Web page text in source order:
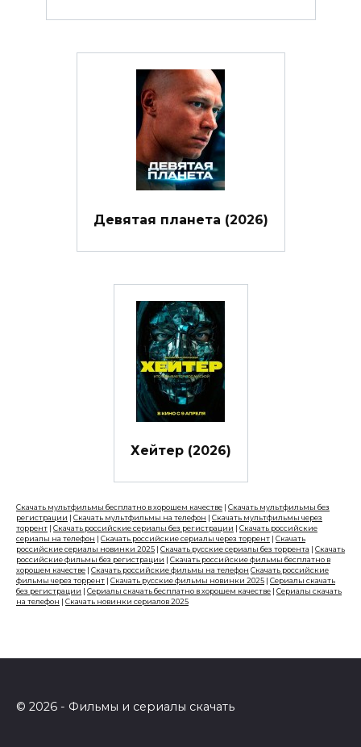
Девятая планета (2026)
Хейтер (2026)
Скачать мультфильмы бесплатно в хорошем качестве | Скачать мультфильмы без
регистрации | Скачать мультфильмы на телефон | Скачать мультфильмы через
торрент | Скачать российские сериалы без регистрации | Скачать российские
сериалы на телефон | Скачать российские сериалы через торрент | Скачать
российские сериалы новинки 2025 | Скачать русские сериалы без торрента | Скачать
российские фильмы без регистрации | Скачать российские фильмы бесплатно в
хорошем качестве | Скачать российские фильмы на телефон Скачать российские
фильмы через торрент | Скачать русские фильмы новинки 2025 | Сериалы скачать
без регистрации | Сериалы скачать бесплатно в хорошем качестве | Сериалы скачать
на телефон | Скачать новинки сериалов 2025
© 2026 - Фильмы и сериалы скачать